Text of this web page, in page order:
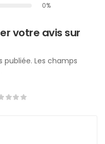
0%
votre avis sur
publiée. Les champs